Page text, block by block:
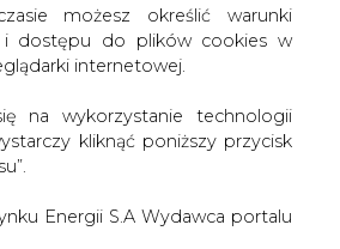
możesz określić warunki
i dostępu do plików cookies w
internetowej.
na wykorzystanie technologii
kliknąć poniższy przycisk
Energii S.A Wydawca portalu
sprzedaż Bolta EV wyniesie ok. 30
w 2017 r. z salonów wyjechało 23
się utrzyma, General Motors
plan już w przyszłym roku.